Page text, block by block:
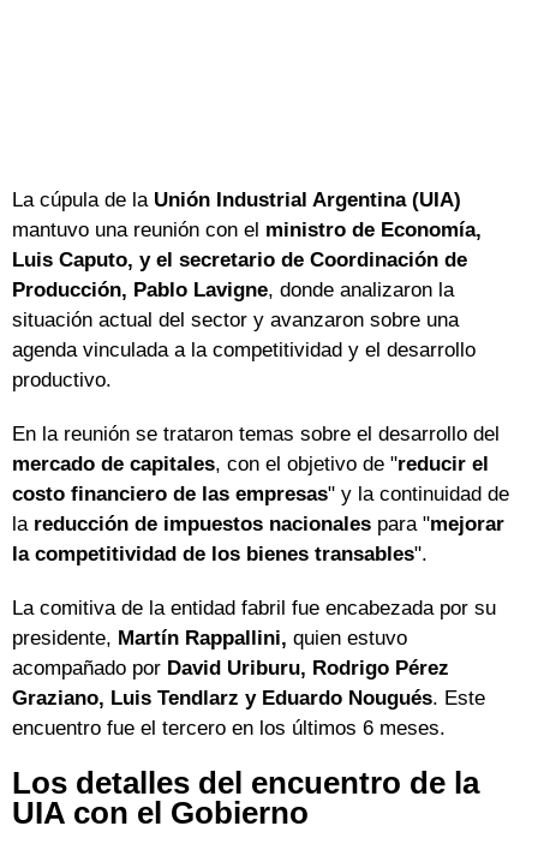
La cúpula de la Unión Industrial Argentina (UIA)
mantuvo una reunión con el ministro de Economía,
Luis Caputo, y el secretario de Coordinación de
Producción, Pablo Lavigne, donde analizaron la
situación actual del sector y avanzaron sobre una
agenda vinculada a la competitividad y el desarrollo
productivo.
En la reunión se trataron temas sobre el desarrollo del
mercado de capitales, con el objetivo de "reducir el
costo financiero de las empresas" y la continuidad de
la reducción de impuestos nacionales para "mejorar
la competitividad de los bienes transables".
La comitiva de la entidad fabril fue encabezada por su
presidente, Martín Rappallini, quien estuvo
acompañado por David Uriburu, Rodrigo Pérez
Graziano, Luis Tendlarz y Eduardo Nougués. Este
encuentro fue el tercero en los últimos 6 meses.
Los detalles del encuentro de la
UIA con el Gobierno